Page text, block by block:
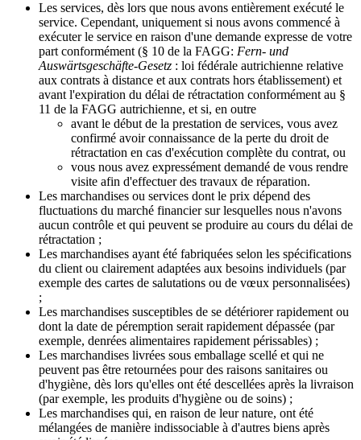
Les services, dès lors que nous avons entièrement exécuté le
service. Cependant, uniquement si nous avons commencé à
exécuter le service en raison d'une demande expresse de votre
part conformément (§ 10 de la FAGG: Fern- und
Auswärtsgeschäfte-Gesetz : loi fédérale autrichienne relative
aux contrats à distance et aux contrats hors établissement) et
avant l'expiration du délai de rétractation conformément au §
11 de la FAGG autrichienne, et si, en outre
avant le début de la prestation de services, vous avez
confirmé avoir connaissance de la perte du droit de
rétractation en cas d'exécution complète du contrat, ou
vous nous avez expressément demandé de vous rendre
visite afin d'effectuer des travaux de réparation.
Les marchandises ou services dont le prix dépend des
fluctuations du marché financier sur lesquelles nous n'avons
aucun contrôle et qui peuvent se produire au cours du délai de
rétractation ;
Les marchandises ayant été fabriquées selon les spécifications
du client ou clairement adaptées aux besoins individuels (par
exemple des cartes de salutations ou de vœux personnalisées)
;
Les marchandises susceptibles de se détériorer rapidement ou
dont la date de péremption serait rapidement dépassée (par
exemple, denrées alimentaires rapidement périssables) ;
Les marchandises livrées sous emballage scellé et qui ne
peuvent pas être retournées pour des raisons sanitaires ou
d'hygiène, dès lors qu'elles ont été descellées après la livraison
(par exemple, les produits d'hygiène ou de soins) ;
Les marchandises qui, en raison de leur nature, ont été
mélangées de manière indissociable à d'autres biens après